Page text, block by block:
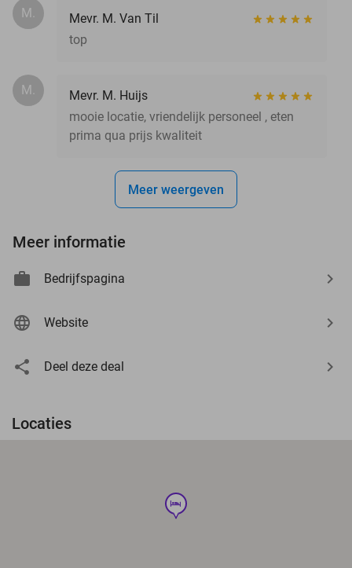
M.
Mevr. M. Van Til
top
M.
Mevr. M. Huijs
mooie locatie, vriendelijk personeel , eten
prima qua prijs kwaliteit
Meer weergeven
Meer informatie
Bedrijfspagina
Website
Deel deze deal
Locaties
hotel